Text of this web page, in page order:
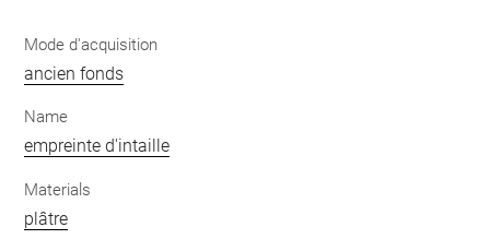
Mode d'acquisition
ancien fonds
Name
empreinte d'intaille
Materials
plâtre